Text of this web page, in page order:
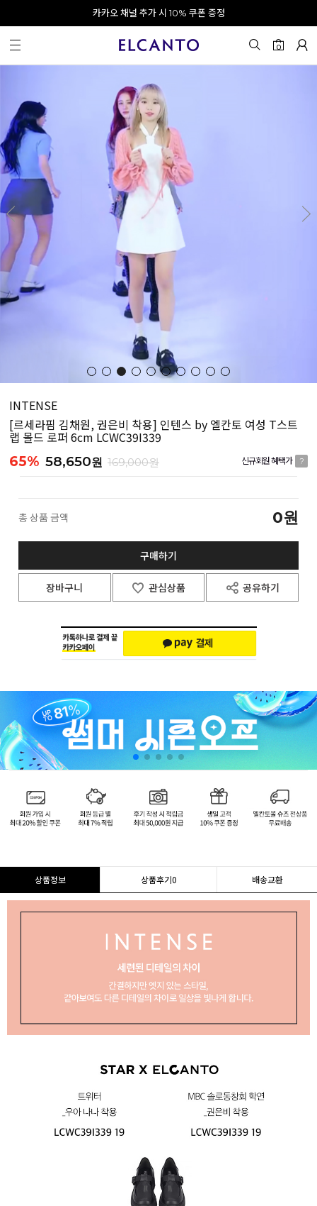
오전 10시 이전 결제 완료 시 오늘 출발!
회원가입 시 최대 20% 쿠폰 지급
카카오 채널 추가 시 10% 쿠폰 증정
0
INTENSE
[르세라핌 김채원, 권은비 착용] 인텐스 by 엘칸토 여성 T스트
랩 몰드 로퍼 6cm LCWC39I339
65% 58,650원 169,000원 신규회원 혜택가 ?
총 상품 금액 0원
구매하기
장바구니 관심상품 공유하기
상품정보 상품후기0 배송교환